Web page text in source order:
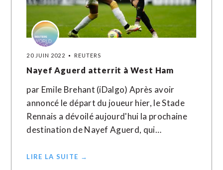
20 JUIN 2022 REUTERS
Nayef Aguerd atterrit à West Ham
par Emile Brehant (iDalgo) Après avoir
annoncé le départ du joueur hier, le Stade
Rennais a dévoilé aujourd'hui la prochaine
destination de Nayef Aguerd, qui…
LIRE LA SUITE →